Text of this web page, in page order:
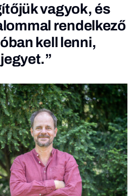
vagyok, és
rendelkező
kell lenni,